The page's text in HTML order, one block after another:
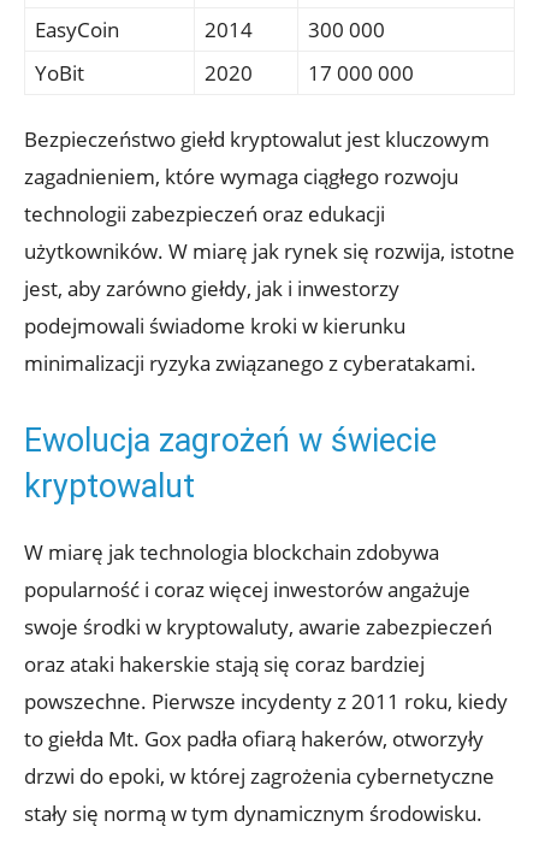
EasyCoin
2014
300 000
YoBit
2020 17 ‍000 000
Bezpieczeństwo giełd kryptowalut jest kluczowym
zagadnieniem, ‌które wymaga ciągłego rozwoju​
technologii zabezpieczeń oraz edukacji
użytkowników. W miarę jak rynek się rozwija, istotne
jest, aby zarówno giełdy, jak i inwestorzy⁢
podejmowali świadome kroki ‌w kierunku
minimalizacji​ ryzyka związanego z cyberatakami.
Ewolucja zagrożeń ⁤w świecie⁢
kryptowalut
W miarę⁢ jak ⁢technologia ‌blockchain zdobywa
popularność i coraz więcej inwestorów⁣ angażuje
swoje‍ środki w kryptowaluty, awarie zabezpieczeń
‍oraz ‌ataki ‍hakerskie‍ stają ​się coraz bardziej
powszechne.‍ Pierwsze incydenty z 2011 ​roku, kiedy‌
to giełda Mt. Gox ⁣padła ofiarą hakerów,⁣ otworzyły
drzwi ⁣do epoki, w której zagrożenia cybernetyczne
stały‍ się normą w ‌tym dynamicznym‍ środowisku.